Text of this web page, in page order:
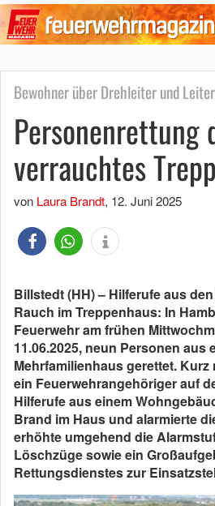
Bewohner über Drehleiter und
Personenrettung
verrauchtes
von Laura Brandt, 12. Juni 2025
Billstedt (HH) – Hilferufe aus
Rauch im Treppenhaus: In
Feuerwehr am frühen
11.06.2025, neun Personen aus
Mehrfamilienhaus gerettet. Kurz
ein Feuerwehrangehöriger auf
Hilferufe aus einem
Brand im Haus und alarmierte
erhöhte umgehend die
Löschzüge sowie ein
Rettungsdienstes zur